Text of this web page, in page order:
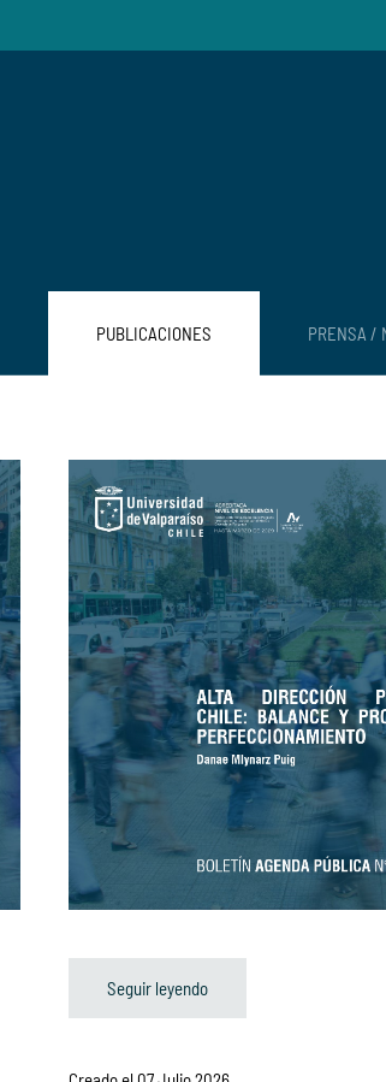
PUBLICACIONES PRENSA /
Seguir leyendo